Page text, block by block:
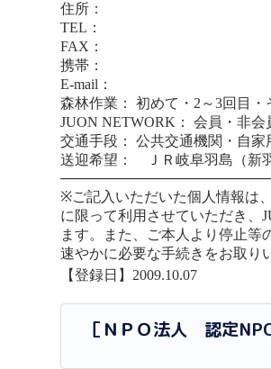
住所：
TEL：
FAX：
携帯：
E-mail：
森林作業： 初めて・2～3回目・
JUON NETWORK： 会員・非会
交通手段： 公共交通機関・自家
送迎希望： ＪＲ岐阜羽島（新
※ご記入いただいた個人情報は
に限って利用させていただき、
ます。また、ご本人より停止等
速やかに必要な手続きをお取り
【登録日】2009.10.07
［ＮＰＯ法人 認定